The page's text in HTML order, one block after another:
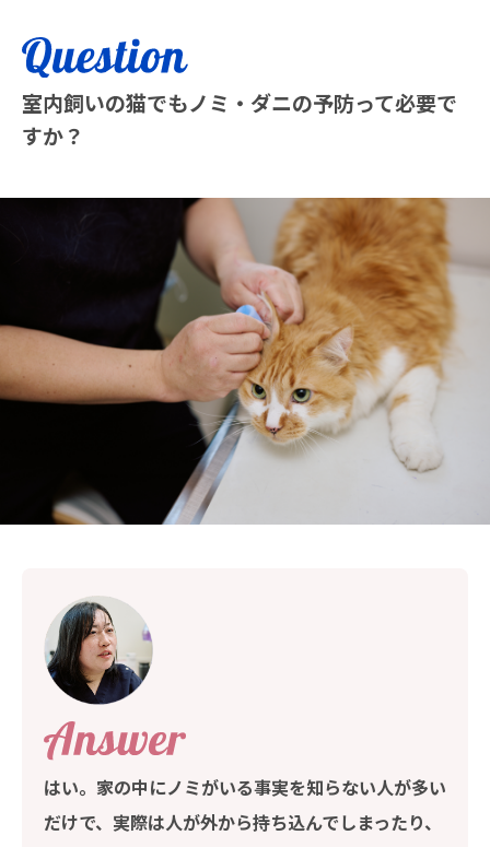
室内飼いの猫でもノミ・ダニの予防って必要で
すか？
はい。家の中にノミがいる事実を知らない人が多い
だけで、実際は人が外から持ち込んでしまったり、